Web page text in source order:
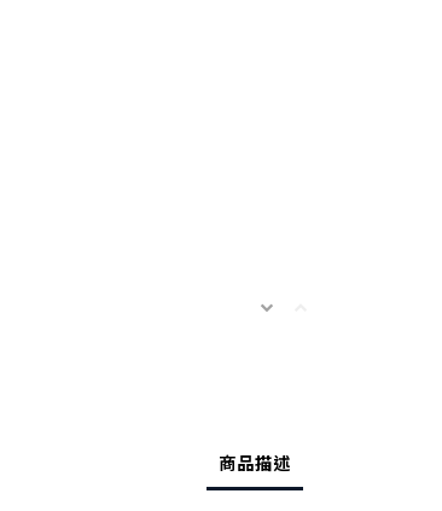
商品描述